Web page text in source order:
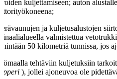
kuljettamiseen; auton
ja kuljetusalustojen
valmistettua
50 kilometriä tunnissa, jos
tehtäviin kuljetuksiin
), jollei ajoneuvoa ole